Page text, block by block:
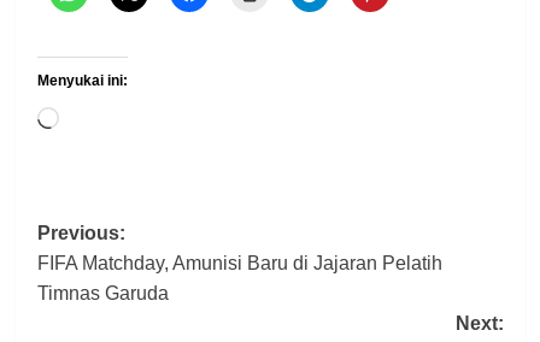
Menyukai ini:
Memuat...
Post
navigation
Previous:
FIFA Matchday, Amunisi Baru di Jajaran Pelatih
Timnas Garuda
Next: